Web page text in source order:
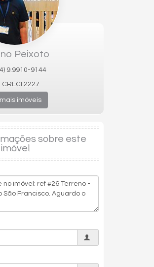
Peixoto
9.9910-9144
CRECI 2227
imóveis
sobre este
imóvel